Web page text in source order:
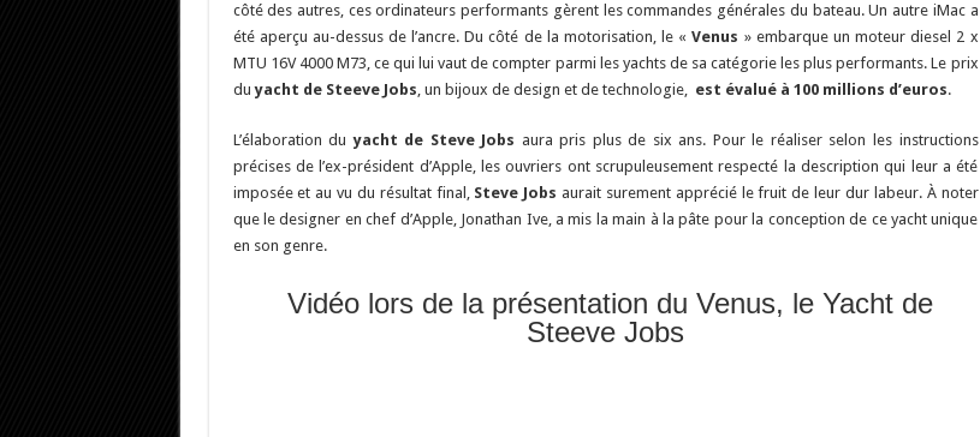
côté des autres, ces ordinateurs performants gèrent les commandes générales du bateau. Un autre iMac a
été aperçu au-dessus de l’ancre. Du côté de la motorisation, le «Venus » embarque un moteur diesel 2 x
MTU 16V 4000 M73, ce qui lui vaut de compter parmi les yachts de sa catégorie les plus performants. Le prix
du yacht de Steeve Jobs, un bijoux de design et de technologie,est évalué à 100 millions d’euros.
L’élaboration duyacht de Steve Jobs aura pris plus de six ans. Pour le réaliser selon les instructions
précises de l’ex-président d’Apple, les ouvriers ont scrupuleusement respecté la description qui leur a été
imposée et au vu du résultat final, Steve Jobs aurait surement apprécié le fruit de leur dur labeur. À noter
que le designer en chef d’Apple, Jonathan Ive, a mis la main à la pâte pour la conception de ce yacht unique
en son genre.
Vidéo lors de la présentation du Venus, le Yacht de
Steeve Jobs